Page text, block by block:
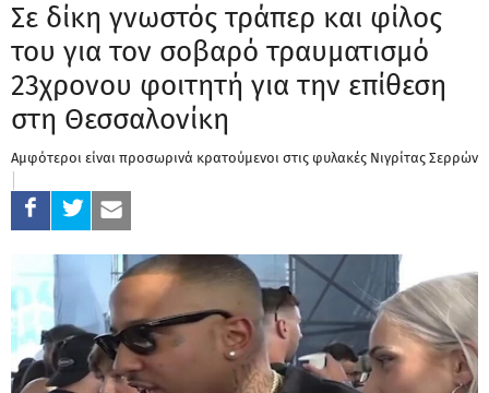
Σε δίκη γνωστός τράπερ και φίλος
του για τον σοβαρό τραυματισμό
23χρονου φοιτητή για την επίθεση
στη Θεσσαλονίκη
Αμφότεροι είναι προσωρινά κρατούμενοι στις φυλακές Νιγρίτας Σερρών